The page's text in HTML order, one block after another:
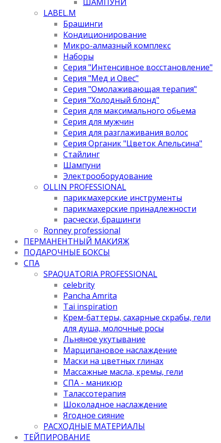
LABEL.M
Брашинги
Кондиционирование
Микро-алмазный комплекс
Наборы
Серия "Интенсивное восстановление"
Серия "Мед и Овес"
Серия "Омолаживающая терапия"
Серия "Холодный блонд"
Серия для максимального обьема
Серия для мужчин
Серия для разглаживания волос
Серия Органик "Цветок Апельсина"
Стайлинг
Шампуни
Электрооборудование
OLLIN PROFESSIONAL
парикмахерские инструменты
парикмахерские принадлежности
расчески, брашинги
Ronney professional
ПЕРМАНЕНТНЫЙ МАКИЯЖ
ПОДАРОЧНЫЕ БОКСЫ
СПА
SPAQUATORIA PROFESSIONAL
celebrity
Pancha Amrita
Tai inspiration
Крем-баттеры, сахарные скрабы, гели
для душа, молочные росы
Льняное укутывание
Марципановое наслаждение
Маски на цветных глинах
Массажные масла, кремы, гели
СПА - маникюр
Талассотерапия
Шоколадное наслаждение
Ягодное сияние
РАСХОДНЫЕ МАТЕРИАЛЫ
ТЕЙПИРОВАНИЕ